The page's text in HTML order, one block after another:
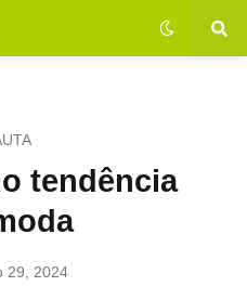
tendência
29, 2024